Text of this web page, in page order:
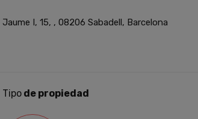
Jaume I, 15, , 08206 Sabadell, Barcelona
Tipo de propiedad